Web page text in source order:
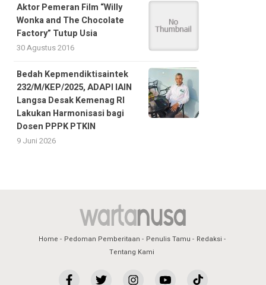
Aktor Pemeran Film “Willy
Wonka and The Chocolate
Factory” Tutup Usia
30 Agustus 2016
Bedah Kepmendiktisaintek
232/M/KEP/2025, ADAPI IAIN
Langsa Desak Kemenag RI
Lakukan Harmonisasi bagi
Dosen PPPK PTKIN
9 Juni 2026
Home Pedoman Pemberitaan Penulis Tamu
Redaksi
Tentang Kami